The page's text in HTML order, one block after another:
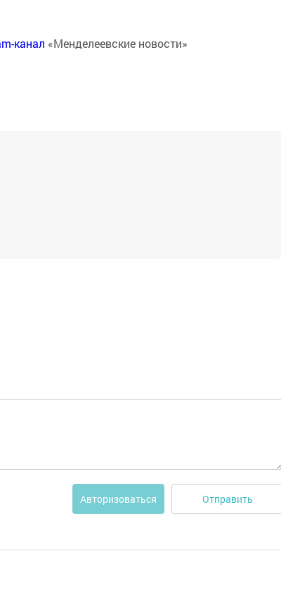
канал «Менделеевские новости»
Авторизоваться Отправить